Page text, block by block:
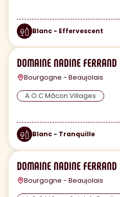
Blanc - Effervescent
DOMAINE NADINE FERRAND
Bourgogne - Beaujolais
A.O.C Mâcon Villages
Blanc - Tranquille
DOMAINE NADINE FERRAND
Bourgogne - Beaujolais